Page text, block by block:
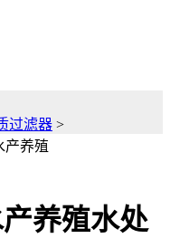
过滤器 >
养殖水处